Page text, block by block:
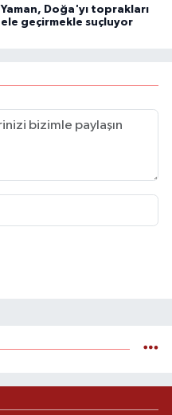
Yaman, Doğa'yı toprakları
ele geçirmekle suçluyor